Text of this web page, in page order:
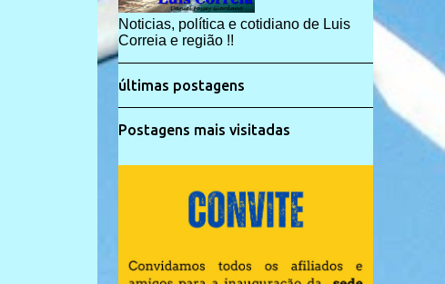
Noticias, política e cotidiano de Luis
Correia e região !!
últimas postagens
Postagens mais visitadas